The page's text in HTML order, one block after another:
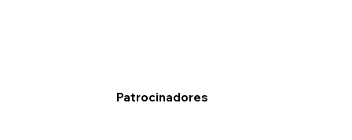
Patrocinadores